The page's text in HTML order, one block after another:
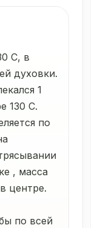
С, в
духовки.
1
130 С.
по
, масса
центре.
по всей